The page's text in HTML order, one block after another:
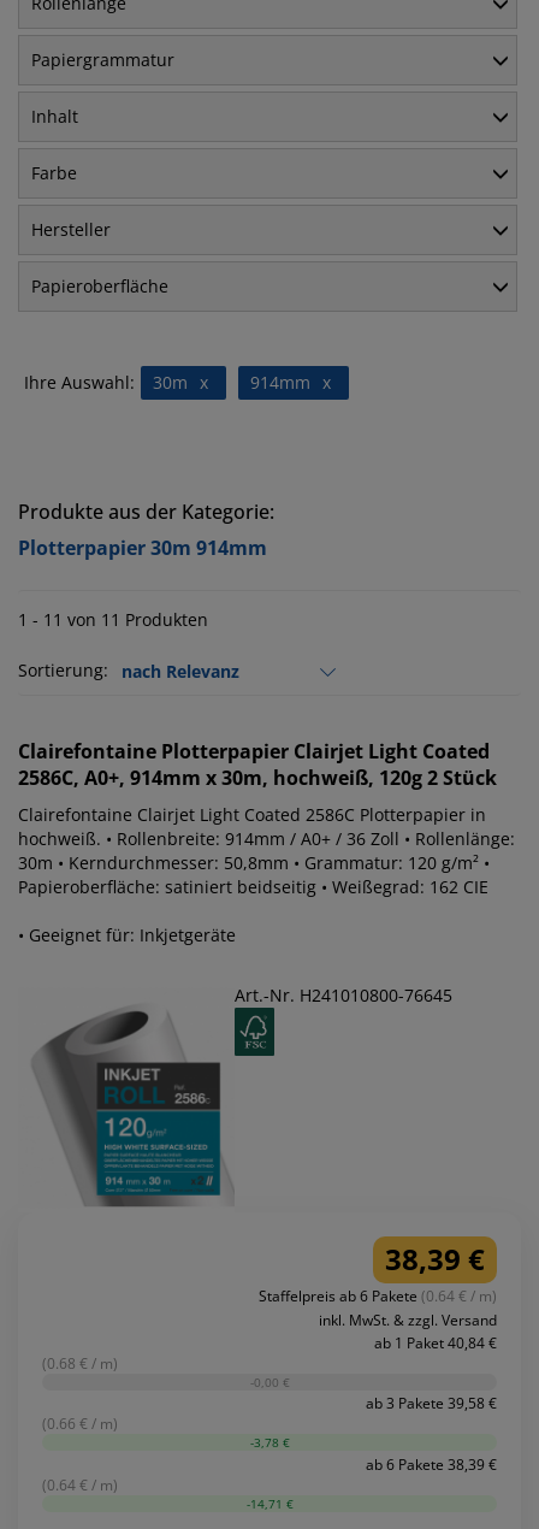
Papiergrammatur
Inhalt
Farbe
Hersteller
Papieroberfläche
Ihre Auswahl: x
30m x
914mm
Produkte aus der Kategorie:
Plotterpapier 30m 914mm
1 - 11 von 11 Produkten
Sortierung:
Clairefontaine Plotterpapier Clairjet Light Coated
2586C, A0+, 914mm x 30m, hochweiß, 120g 2 Stück
Clairefontaine Clairjet Light Coated 2586C Plotterpapier in
hochweiß. • Rollenbreite: 914mm / A0+ / 36 Zoll • Rollenlänge:
30m • Kerndurchmesser: 50,8mm • Grammatur: 120 g/m² •
Papieroberfläche: satiniert beidseitig • Weißegrad: 162 CIE
• Geeignet für: Inkjetgeräte
Art.-Nr. H241010800-76645
38,39 €
Staffelpreis ab 6 Pakete (0.64 € / m)
inkl. MwSt. & zzgl. Versand
ab 1 Paket 40,84 €
(0.68 € / m)
-0,00 €
ab 3 Pakete 39,58 €
(0.66 € / m)
-3,78 €
ab 6 Pakete 38,39 €
(0.64 € / m)
-14,71 €